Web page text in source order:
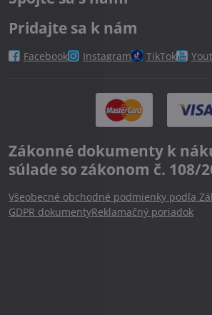
Pridajte sa k nám
Facebook Instagram TikTok
Zákonné dokumenty k
súlade so zákonom č. 108/
Všeobecné obchodné podmienky podľa
GDPR dokumentyReklamačný poriadok